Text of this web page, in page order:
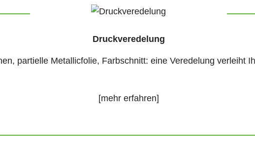
Druckveredelung
partielle Metallicfolie, Farbschnitt: eine Veredelung verleiht
[mehr erfahren]